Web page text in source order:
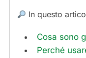
In questo
Cosa sono
Perché